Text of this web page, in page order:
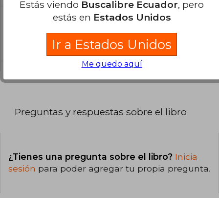
¿En qué Idioma está escrito el
El libro está escrito en Inglés.
Preguntas y respuestas sobre el libro
¿Tienes una pregunta sobre el libro? Inicia
sesión para poder agregar tu propia pregunta.
Estás viendo Buscalibre Ecuador, pero
estás en Estados Unidos
Ir a Estados Unidos
Me quedo aquí